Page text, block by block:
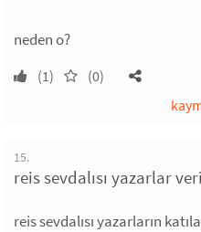
neden o?
(1) (0)
15.
reis sevdalısı yazarlar
reis sevdalısı yazarların